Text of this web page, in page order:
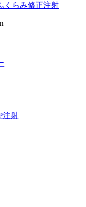
くらみ修正注射
注射